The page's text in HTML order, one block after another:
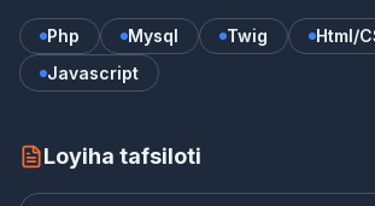
Php Mysql Twig
Html/
Javascript
Loyiha tafsiloti